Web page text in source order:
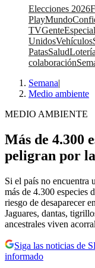
Elecciones 2026
PlayMundo
TVGente
UnidosVehículos
PatasSalud
colaboración
Semana|
Medio ambiente
MEDIO AMBIENTE
Más de 4.300
peligran por
Si el país no encuentra
más de 4.300 especies
riesgo de desaparecer
Jaguares, dantas,
ancestrales viven
Siga las noticias de
informado